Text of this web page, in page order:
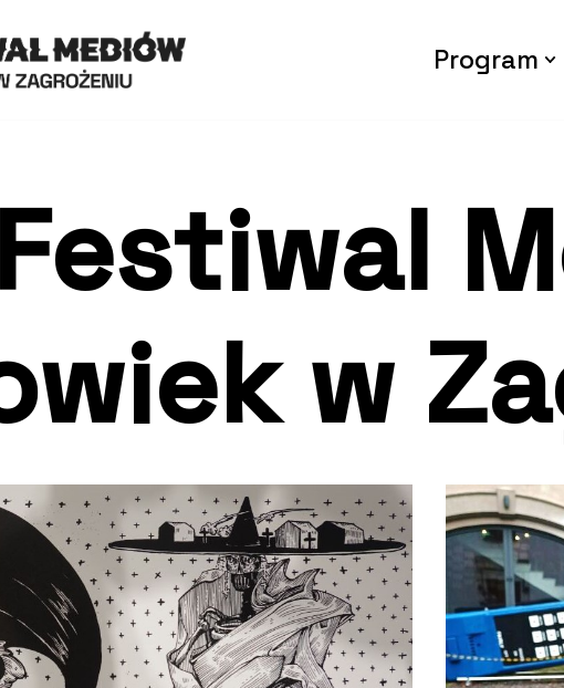
Program
w